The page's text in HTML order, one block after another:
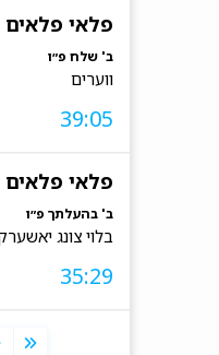
פלאי פלאים
ב' שלח פ״ו
ווערים
39:05
פלאי פלאים
ב' בהעלתך פ״ו
בלוי צונג
35:29